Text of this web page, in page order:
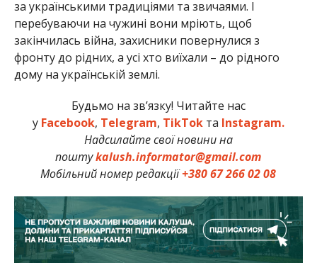
за українськими традиціями та звичаями. І
перебуваючи на чужині вони мріють, щоб
закінчилась війна, захисники повернулися з
фронту до рідних, а усі хто виїхали – до рідного
дому на українській землі.
Будьмо на зв’язку! Читайте нас
у Facebook, Telegram, TikTokта Instagram.
Надсилайте свої новини на
поштуkalush.informator@gmail.com
Мобільний номер редакції+380 67 266 02 08